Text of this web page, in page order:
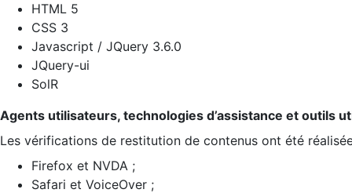
HTML 5
CSS 3
Javascript / JQuery 3.6.0
JQuery-ui
SolR
Agents utilisateurs, technologies d’assistance et outils
Les vérifications de restitution de contenus ont été
Firefox et NVDA ;
Safari et VoiceOver ;